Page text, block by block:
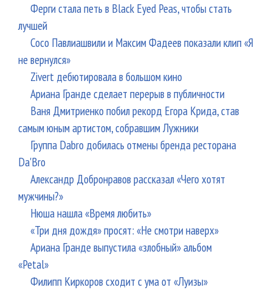
Ферги стала петь в Black Eyed Peas, чтобы стать
лучшей
Сосо Павлиашвили и Максим Фадеев показали клип «Я
не вернулся»
Zivert дебютировала в большом кино
Ариана Гранде сделает перерыв в публичности
Ваня Дмитриенко побил рекорд Егора Крида, став
самым юным артистом, собравшим Лужники
Группа Dabro добилась отмены бренда ресторана
Da'Bro
Александр Добронравов рассказал «Чего хотят
мужчины?»
Нюша нашла «Время любить»
«Три дня дождя» просят: «Не смотри наверх»
Ариана Гранде выпустила «злобный» альбом
«Petal»
Филипп Киркоров сходит с ума от «Луизы»